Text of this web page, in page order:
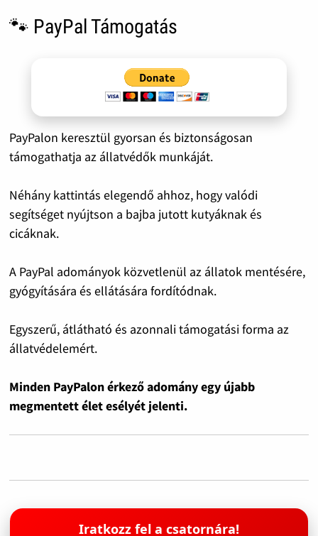
🐾 PayPal Támogatás
PayPalon keresztül gyorsan és biztonságosan
támogathatja az állatvédők munkáját.
Néhány kattintás elegendő ahhoz, hogy valódi
segítséget nyújtson a bajba jutott kutyáknak és
cicáknak.
A PayPal adományok közvetlenül az állatok mentésére,
gyógyítására és ellátására fordítódnak.
Egyszerű, átlátható és azonnali támogatási forma az
állatvédelemért.
Minden PayPalon érkező adomány egy újabb
megmentett élet esélyét jelenti.
Iratkozz fel a csatornára!